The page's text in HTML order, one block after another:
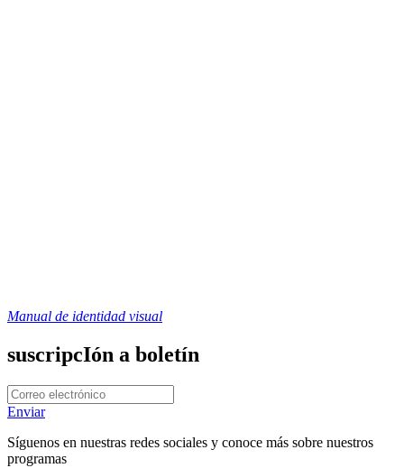
Manual de identidad visual
suscripcIón a boletín
Enviar
Síguenos en nuestras redes sociales y conoce más sobre nuestros
programas